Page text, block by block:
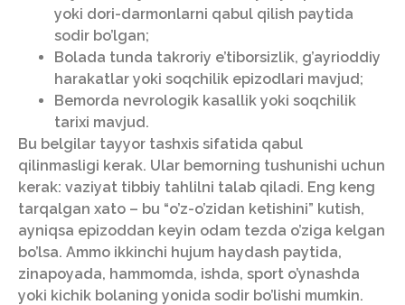
yoki dori-darmonlarni qabul qilish paytida
sodir bo’lgan;
Bolada tunda takroriy e’tiborsizlik, g’ayrioddiy
harakatlar yoki soqchilik epizodlari mavjud;
Bemorda nevrologik kasallik yoki soqchilik
tarixi mavjud.
Bu belgilar tayyor tashxis sifatida qabul
qilinmasligi kerak. Ular bemorning tushunishi uchun
kerak: vaziyat tibbiy tahlilni talab qiladi. Eng keng
tarqalgan xato – bu “o’z-o’zidan ketishini” kutish,
ayniqsa epizoddan keyin odam tezda o’ziga kelgan
bo’lsa. Ammo ikkinchi hujum haydash paytida,
zinapoyada, hammomda, ishda, sport o’ynashda
yoki kichik bolaning yonida sodir bo’lishi mumkin.